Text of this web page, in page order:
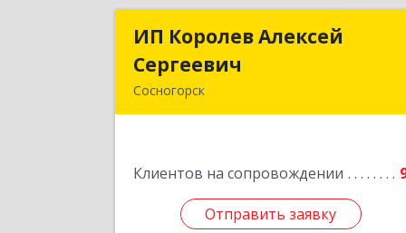
ИП Королев Алексей
Сергеевич
Сосногорск
Клиентов на сопровождении
Отправить заявку
ИП Королев Алексей
Отправить заявку